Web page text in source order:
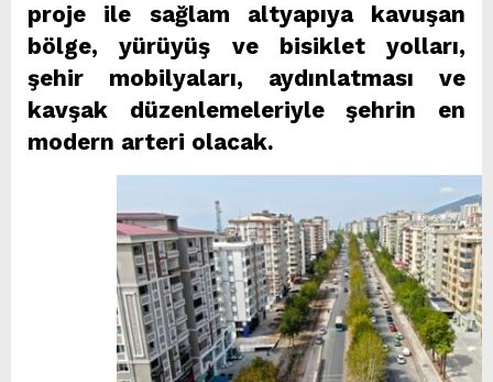
proje ile sağlam altyapıya kavuşan
bölge, yürüyüş ve bisiklet yolları,
şehir mobilyaları, aydınlatması ve
kavşak düzenlemeleriyle şehrin en
modern arteri olacak.